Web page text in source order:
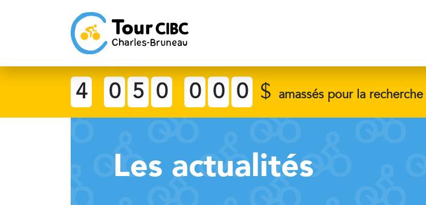
4 0 5 0 0 0 0 $ amassés pour la
Les actualités